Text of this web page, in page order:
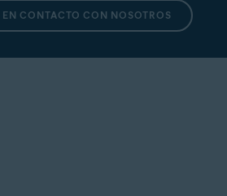
EN CONTACTO CON NOSOTROS